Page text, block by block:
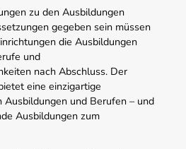
zu den Ausbildungen
gegeben sein müssen
die Ausbildungen
und
nach Abschluss. Der
eine einzigartige
Ausbildungen und Berufen – und
Ausbildungen zum